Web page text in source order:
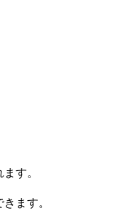
す。
ます。